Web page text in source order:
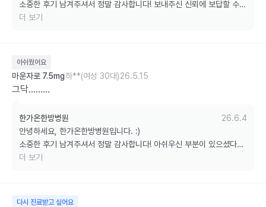
소중한 후기 남겨주셔서 정말 감사합니다! 보내주신 신뢰에 보답할 수
있도록 늘 최선을 다하겠습니다.
더 보기
아쉬웠어요
마운자로 7.5mg하**(여성 30대)26.5.15
그닥.........
한가온한방병원
26.6.4
안녕하세요, 한가온한방병원입니다. :)
소중한 후기 남겨주셔서 정말 감사합니다! 아쉬우신 부분이 있으셨다니
저희도 마음이 쓰입니다. 다음 방문하실땐 편안한 진료 시간이 될 수 있
더 보기
다시 진료받고 싶어요